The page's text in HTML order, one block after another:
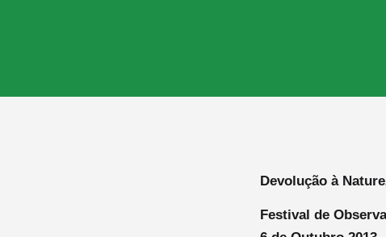
Devolução à
Festival de